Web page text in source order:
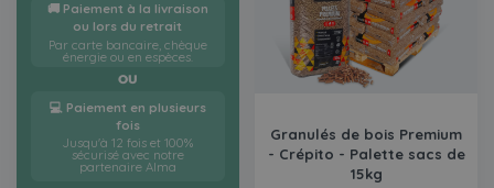
🚚 Paiement à la livraison
ou lors du retrait
Par carte bancaire, chèque
énergie ou en espèces.
OU
💻 Paiement en plusieurs
fois
Jusqu'à 12 fois et 100%
sécurisé avec notre
partenaire Alma
Granulés de bois Premium
- Crépito - Palette sacs de
15kg